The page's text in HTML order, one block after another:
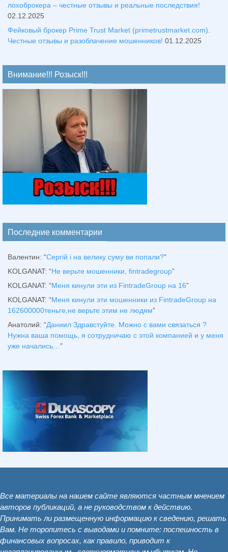
лохоброкера – честные отзывы и реальные последствия!
02.12.2025
Фейковый брокер Prime Trust Market (primetrustmarket.com).
Честные отзывы и разоблачение мошенников! 01.12.2025
Внимание!!! Розыск!!!
Последние комментарии
Валентин: “Сергій і на велику суму ви попали?”
KOLGANAT: “Не верьте мошенники, fintradegroup”
KOLGANAT: “Меня кинули эти из FintradeGroup на 16”
KOLGANAT: “Меня кинули эти мошенники из FintradeGroup на
162600000теньге,не верьте этим не людям”
Анатолий: “Даниил Здравстуйте. Можно с вами связаться ?
Нужна ваша помощь, я сотрудничаю с этой компанией и у меня
уже начались… ”
Все материалы на нашем сайте являются частным мнением
авторов публикаций, а не руководством к действию.
Принимать ли размещенную информацию к сведению, решать
Вам. Не торопитесь с выводами и помните: поспешность в
финансовых вопросах, как правило, приводит к